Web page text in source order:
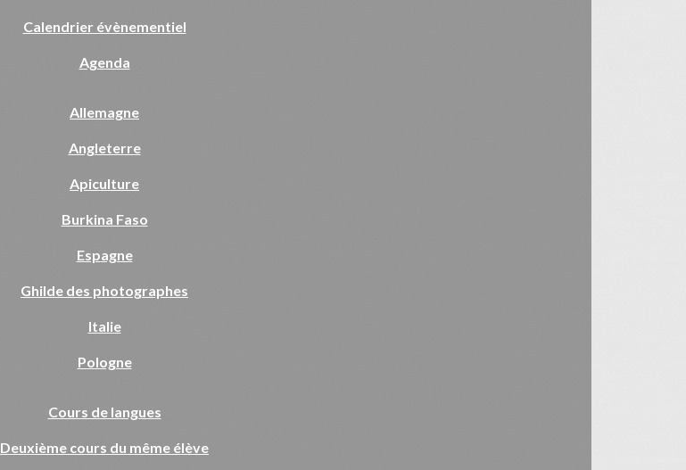
Calendrier évènementiel
Agenda
Allemagne
Angleterre
Apiculture
Burkina Faso
Espagne
Ghilde des photographes
Italie
Pologne
Cours de langues
Deuxième cours du même élève